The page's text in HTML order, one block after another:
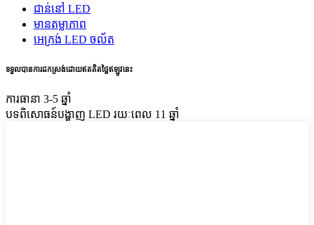
ជាន់នៅ LED
មានតម្លាភាព
អេក្រង់ LED ចល័ត
ទទួលបានការដកស្រង់ដោយឥតគិតថ្លៃឥឡូវនេះ
ការធានា 3-5 ឆ្នាំ
បទពិសោធន៍បង្ហាញ LED រយៈពេល 11 ឆ្នាំ